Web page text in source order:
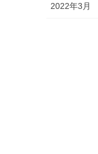
2022年3月